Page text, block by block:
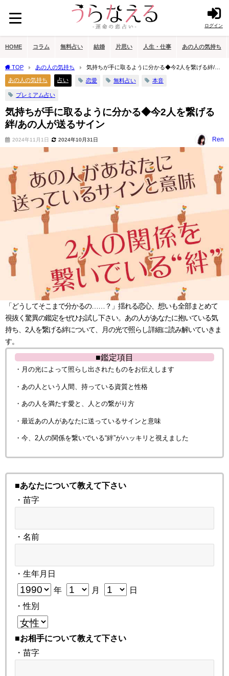
ログイン
HOME コラム 無料占い 結婚 片思い 人生・仕事 あの人の気持ち
TOP あの人の気持ち
気持ちが手に取るように分かる◆今2人を繋げる絆/あ
の人が送るサイン
あの人の気持ち 占い 恋愛 無料占い 本音
プレミアム占い
気持ちが手に取るように分かる◆今2人を繋げる
絆/あの人が送るサイン
2024年11月1日 2024年10月31日 Ren
「どうしてそこまで分かるの……？」揺れる恋心、想いも全部まとめて
視抜く驚異の鑑定をぜひお試し下さい。あの人があなたに抱いている気
持ち、2人を繋げる絆について、月の光で照らし詳細に読み解いていきま
す。
■鑑定項目
・月の光によって照らし出されたものをお伝えします
・あの人という人間、持っている資質と性格
・あの人を満たす愛と、人との繋がり方
・最近あの人があなたに送っているサインと意味
・今、2人の関係を繋いでいる“絆”がハッキリと視えました
■あなたについて教えて下さい
・苗字
・名前
・生年月日
年 月
日
・性別
■お相手について教えて下さい
・苗字